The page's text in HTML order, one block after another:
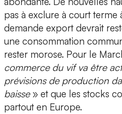
pas à exclure à court terme
demande export devrait
une consommation
rester morose. Pour le
commerce du vif va être
prévisions de production
baisse» et que les stocks
partout en Europe.